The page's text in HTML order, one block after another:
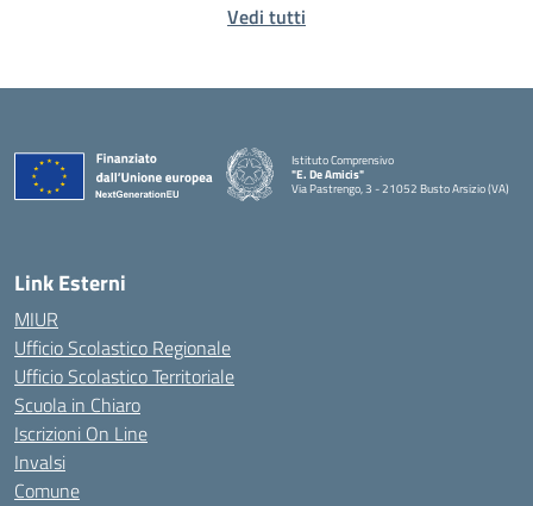
Vedi tutti
Istituto Comprensivo
"E. De Amicis"
Via Pastrengo, 3 - 21052 Busto Arsizio (VA)
Link Esterni
MIUR
Ufficio Scolastico Regionale
Ufficio Scolastico Territoriale
Scuola in Chiaro
Iscrizioni On Line
Invalsi
Comune